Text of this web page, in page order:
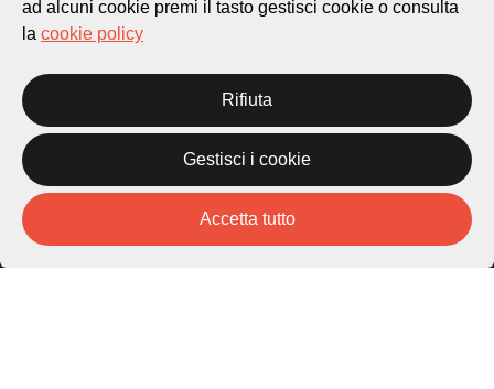
Piazza Carlo Cattaneo 1
ad alcuni cookie premi il tasto gestisci cookie o consulta
la cookie policy
Rifiuta
Gestisci i cookie
Accetta tutto